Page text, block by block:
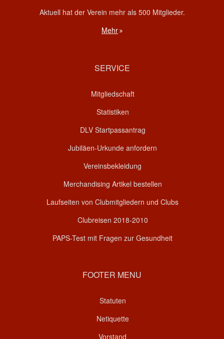
Aktuell hat der Verein mehr als 500 Mitglieder.
Mehr
SERVICE
Mitgliedschaft
Statistiken
DLV Startpassantrag
Jubiläen-Urkunde anfordern
Vereinsbekleidung
Merchandising Artikel bestellen
Laufseiten von Clubmitgliedern und Clubs
Clubreisen 2018-2010
PAPS-Test mit Fragen zur Gesundheit
FOOTER MENU
Statuten
Netiquette
Vorstand